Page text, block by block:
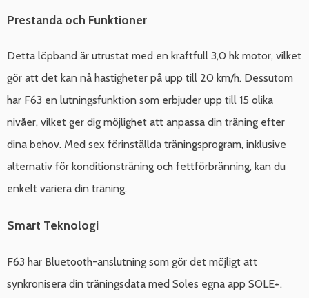
Prestanda och Funktioner
Detta löpband är utrustat med en kraftfull 3,0 hk motor, vilket
gör att det kan nå hastigheter på upp till 20 km/h. Dessutom
har F63 en lutningsfunktion som erbjuder upp till 15 olika
nivåer, vilket ger dig möjlighet att anpassa din träning efter
dina behov. Med sex förinställda träningsprogram, inklusive
alternativ för konditionsträning och fettförbränning, kan du
enkelt variera din träning.
Smart Teknologi
F63 har Bluetooth-anslutning som gör det möjligt att
synkronisera din träningsdata med Soles egna app SOLE+.